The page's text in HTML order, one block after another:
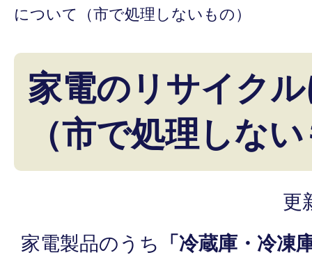
について（市で処理しないもの）
家電のリサイク
（市で処理しな
更
家電製品のうち
「冷蔵庫・冷凍